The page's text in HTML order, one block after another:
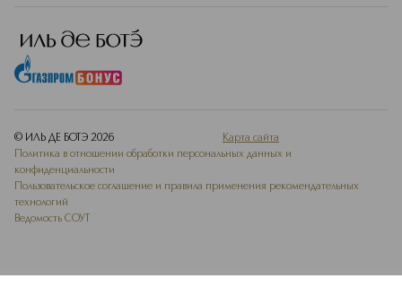
© ИЛЬ ДЕ БОТЭ 2026
Карта сайта
Политика в отношении обработки персональных данных и
конфиденциальности
Пользовательское соглашение и правила применения рекомендательных
технологий
Ведомость СОУТ